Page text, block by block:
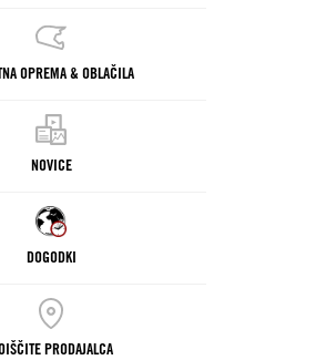
OPREMA & OBLAČILA
NOVICE
DOGODKI
PRODAJALCA